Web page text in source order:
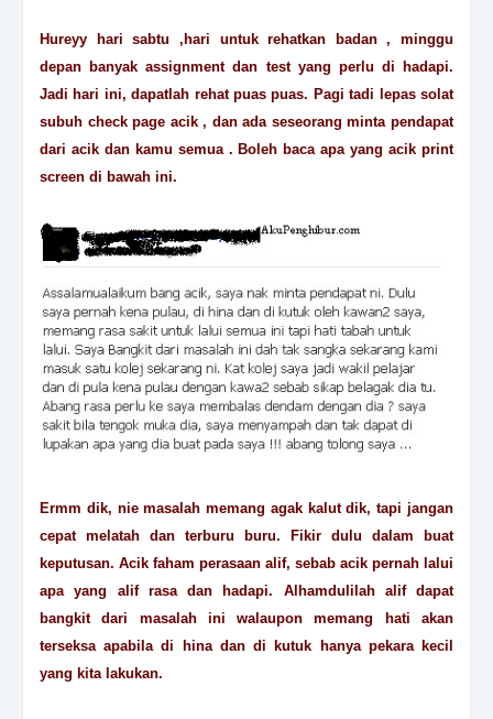
Hureyy hari sabtu ,hari untuk rehatkan badan , minggu
depan banyak assignment dan test yang perlu di hadapi.
Jadi hari ini, dapatlah rehat puas puas. Pagi tadi lepas solat
subuh check page acik , dan ada seseorang minta pendapat
dari acik dan kamu semua . Boleh baca apa yang acik print
screen di bawah ini.
Ermm dik, nie masalah memang agak kalut dik, tapi jangan
cepat melatah dan terburu buru. Fikir dulu dalam buat
keputusan. Acik faham perasaan alif, sebab acik pernah lalui
apa yang alif rasa dan hadapi. Alhamdulilah alif dapat
bangkit dari masalah ini walaupon memang hati akan
terseksa apabila di hina dan di kutuk hanya pekara kecil
yang kita lakukan.